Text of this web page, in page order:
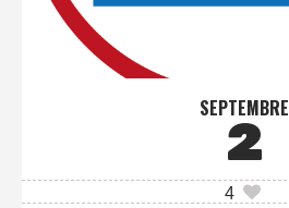
SEPTEMBRE
2
4